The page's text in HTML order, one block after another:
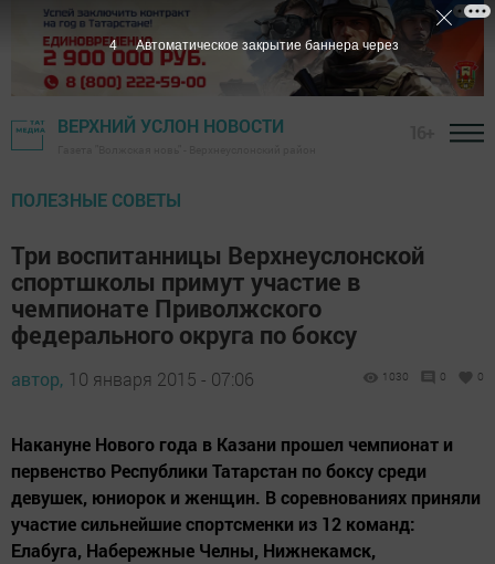
ВЕРХНИЙ УСЛОН НОВОСТИ
ПОЛЕЗНЫЕ СОВЕТЫ
Три воспитанницы Верхнеуслонской
спортшколы примут участие в
чемпионате Приволжского
федерального округа по боксу
автор, 10 января 2015 - 07:06 1030 0 0
Накануне Нового года в Казани прошел чемпионат и
первенство Республики Татарстан по боксу среди
девушек, юниорок и женщин. В соревнованиях приняли
участие сильнейшие спортсменки из 12 команд:
Елабуга, Набережные Челны, Нижнекамск,
3 Автоматическое закрытие баннера через